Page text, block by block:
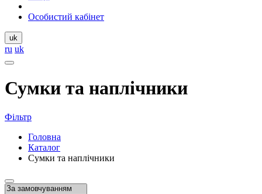
Особистий кабінет
uk
ru uk
Сумки та наплічники
Фільтр
Головна
Каталог
Сумки та наплічники